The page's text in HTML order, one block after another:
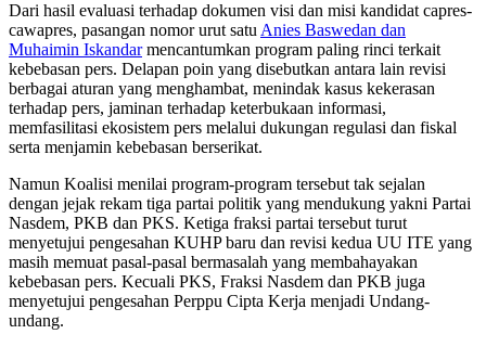
Dari hasil evaluasi terhadap dokumen visi dan misi kandidat capres-
cawapres, pasangan nomor urut satuAnies Baswedan dan
Muhaimin Iskandarmencantumkan program paling rinci terkait
kebebasan pers. Delapan poin yang disebutkan antara lain revisi
berbagai aturan yang menghambat, menindak kasus kekerasan
terhadap pers, jaminan terhadap keterbukaan informasi,
memfasilitasi ekosistem pers melalui dukungan regulasi dan fiskal
serta menjamin kebebasan berserikat.
Namun Koalisi menilai program-program tersebut tak sejalan
dengan jejak rekam tiga partai politik yang mendukung yakni Partai
Nasdem, PKB dan PKS. Ketiga fraksi partai tersebut turut
menyetujui pengesahan KUHP baru dan revisi kedua UU ITE yang
masih memuat pasal-pasal bermasalah yang membahayakan
kebebasan pers. Kecuali PKS, Fraksi Nasdem dan PKB juga
menyetujui pengesahan Perppu Cipta Kerja menjadi Undang-
undang.